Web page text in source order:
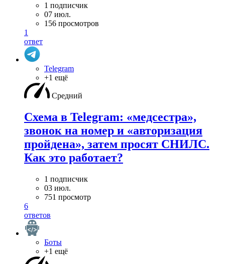
1 подписчик
07 июл.
156 просмотров
1
ответ
Telegram
+1 ещё
Средний
Схема в Telegram: «медсестра»,
звонок на номер и «авторизация
пройдена», затем просят СНИЛС.
Как это работает?
1 подписчик
03 июл.
751 просмотр
6
ответов
Боты
+1 ещё